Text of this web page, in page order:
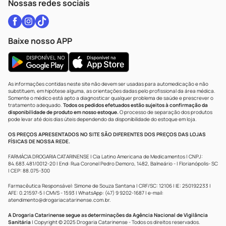
Nossas redes sociais
Baixe nosso APP
As informações contidas neste site não devem ser usadas para automedicação e não
substituem, em hipótese alguma, as orientações dadas pelo profissional da área médica.
Somente o médico está apto a diagnosticar qualquer problema de saúde e prescrever o
tratamento adequado. Todos os pedidos efetuados estão sujeitos à confirmação da
disponibilidade de produto em nosso estoque.O processo de separação dos produtos
pode levar até dois dias úteis dependendo da disponibilidade do estoque em loja.
OS PREÇOS APRESENTADOS NO SITE SÃO DIFERENTES DOS PREÇOS DAS LOJAS
FÍSICAS DE NOSSA REDE.
FARMÁCIA DROGARIA CATARINENSE | Cia Latino Americana de Medicamentos | CNPJ:
84.683.481/0012-20 | End: Rua Coronel Pedro Demoro, 1482, Balneário - | Florianópolis- SC
| CEP: 88.075-300
Farmacêutica Responsável: Simone de Souza Santana | CRF/SC: 12106 | IE: 250192233 |
AFE: 0.21597-5 | CMVS - 1593 | WhatsApp: (47) 9 9202-1687 | e-mail:
atendimento@drogariacatarinense.com.br.
A Drogaria Catarinense segue as determinações da Agência Nacional de Vigilância
Sanitária | Copyright © 2025 Drogaria Catarinense - Todos os direitos reservados.